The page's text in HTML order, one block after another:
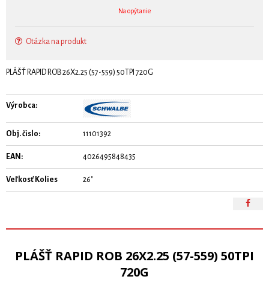
Na opýtanie
Otázka na produkt
PLÁŠŤ RAPID ROB 26X2.25 (57-559) 50TPI 720G
Výrobca:
Obj. čislo: 11101392
EAN: 4026495848435
Veľkosť Kolies 26"
PLÁŠŤ RAPID ROB 26X2.25 (57-559) 50TPI
720G